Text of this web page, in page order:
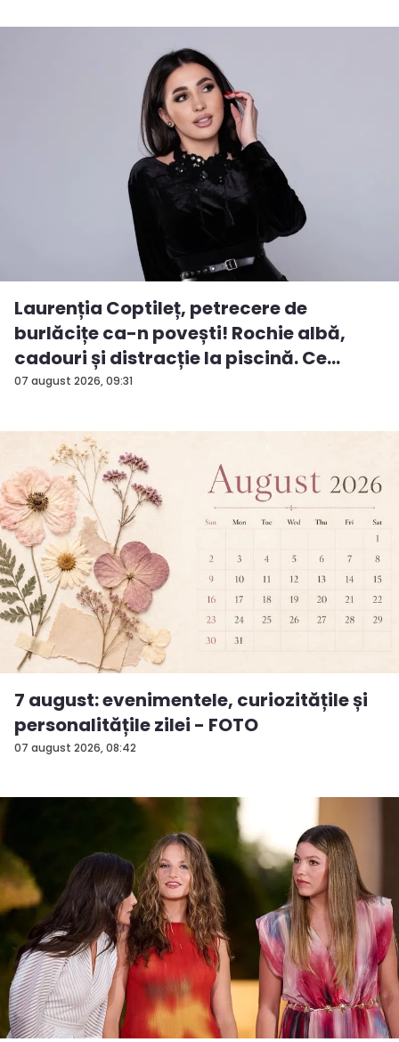
07 august 2026, 09:31
Laurenția Coptileț, petrecere de
burlăcițe ca-n povești! Rochie albă,
cadouri și distracție la piscină. Ce
surp...
07 august 2026, 08:42
7 august: evenimentele, curiozitățile și
personalitățile zilei - FOTO